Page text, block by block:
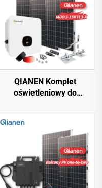
QIANEN Komplet
oświetleniowy do
montaż 3 kW do 15
kW Systemy Energetyczne
On-Grid z Krzemu
Polikrystalicznego z
kontrolerem MPPT